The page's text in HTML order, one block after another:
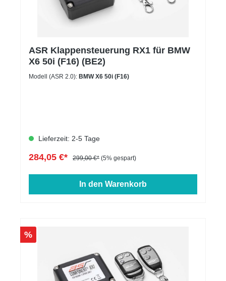
ASR Klappensteuerung RX1 für BMW
X6 50i (F16) (BE2)
Modell (ASR 2.0): BMW X6 50i (F16)
Lieferzeit: 2-5 Tage
284,05 €* 299,00 €* (5% gespart)
In den Warenkorb
%